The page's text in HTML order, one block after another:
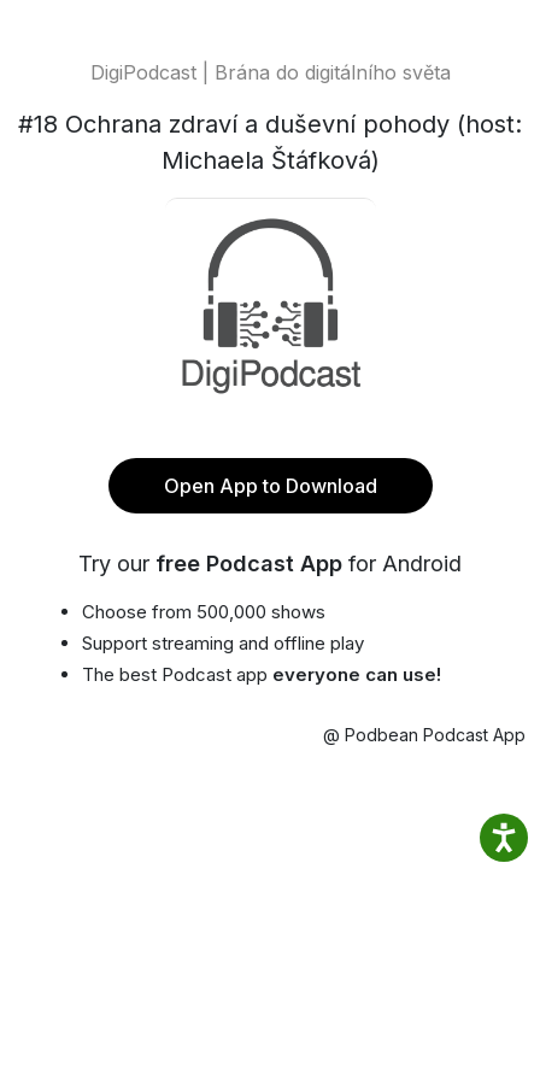
DigiPodcast | Brána do digitálního světa
#18 Ochrana zdraví a duševní pohody (host:
Michaela Štáfková)
Open App to Download
Try our free Podcast App for Android
Choose from 500,000 shows
Support streaming and offline play
The best Podcast app everyone can use!
@ Podbean Podcast App